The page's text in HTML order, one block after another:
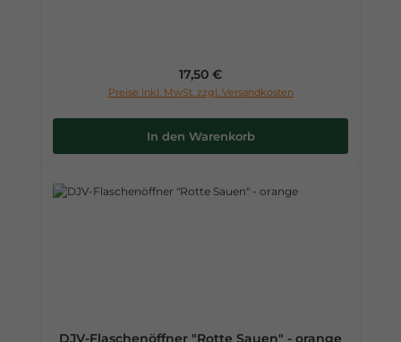
Regulärer Preis:
17,50 €
Preise inkl. MwSt. zzgl. Versandkosten
In den Warenkorb
DJV-Flaschenöffner "Rotte Sauen" - orange